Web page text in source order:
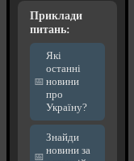
Приклади
питань:
Які
останні
новини
про
Україну?
Знайди
новини за